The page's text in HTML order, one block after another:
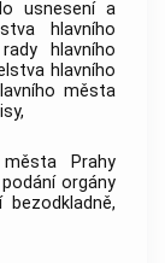
usnesení a
hlavního
hlavního
hlavního
města
města Prahy
orgány